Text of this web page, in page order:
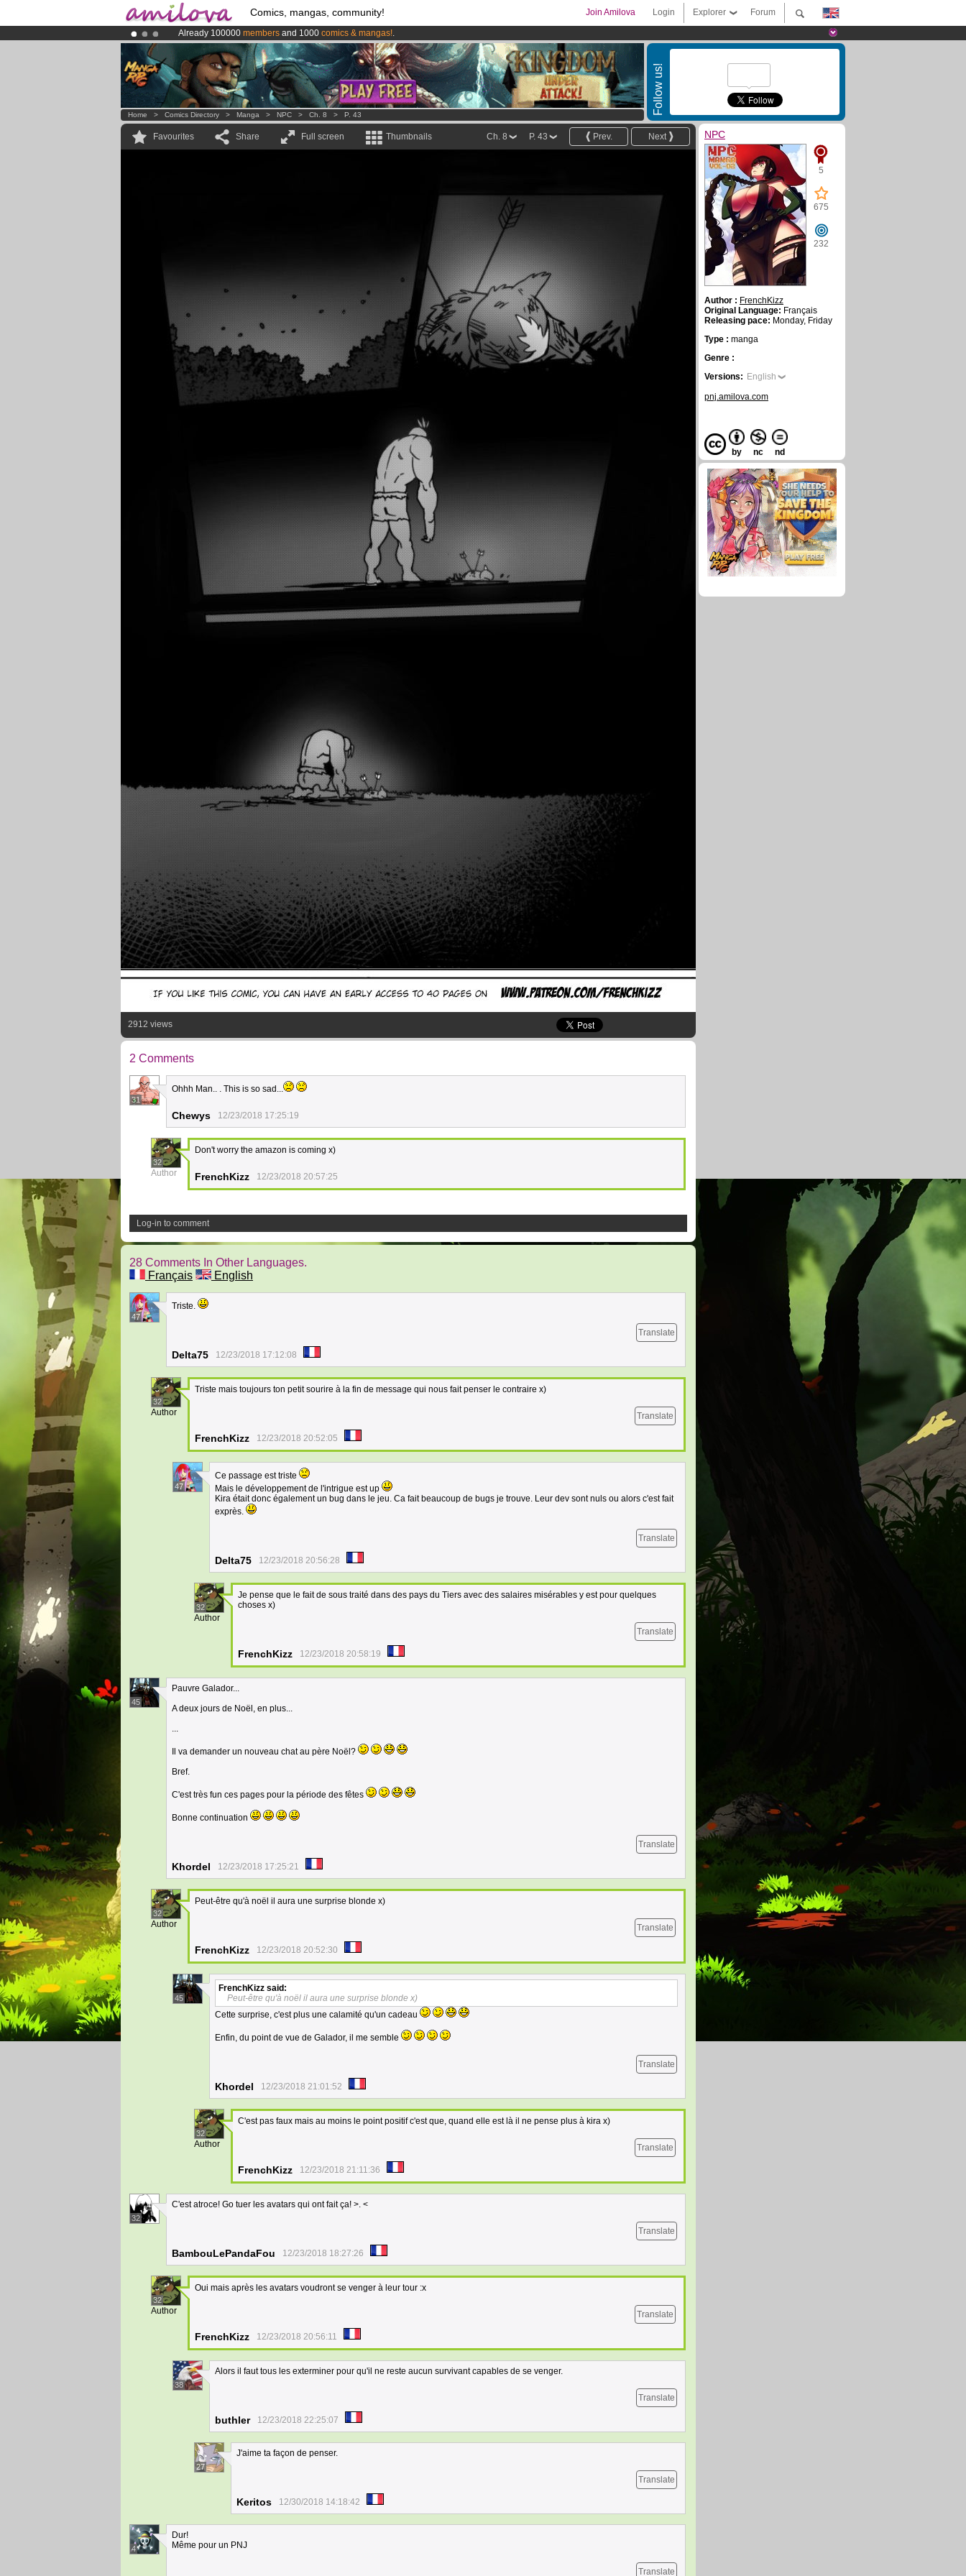
Comics, mangas, community! Forum
Explorer
Login
Join Amilova
Already 100000 members and 1000 comics & mangas!.
Premium membership from3.95 eurosper month !Get membership now
AmilovaKickstarter is now LIVE!.
Follow us!
Home > Comics Directory > Manga > NPC > Ch. 8 > P. 43
Favourites Share Full screen Thumbnails Next
Prev.
P. 43
Ch. 8
2912 views
2 Comments
31
Ohhh Man.. . This is so sad...
Chewys 12/23/2018 17:25:19
32
Author
Don't worry the amazon is coming x)
FrenchKizz 12/23/2018 20:57:25
Log-in to comment
28 Comments In Other Languages.
Français
English
47
Triste.
Translate
Delta75 12/23/2018 17:12:08
32
Author
Triste mais toujours ton petit sourire à la fin de message qui nous fait penser le contraire x)
Translate
FrenchKizz 12/23/2018 20:52:05
47
Ce passage est triste
Mais le développement de l'intrigue est up
Kira était donc également un bug dans le jeu. Ca fait beaucoup de bugs je trouve. Leur dev sont nuls ou alors c'est fait
exprès.
Translate
Delta75 12/23/2018 20:56:28
32
Author
Je pense que le fait de sous traité dans des pays du Tiers avec des salaires misérables y est pour quelques
choses x)
Translate
FrenchKizz 12/23/2018 20:58:19
45
Pauvre Galador...
A deux jours de Noël, en plus...
...
Il va demander un nouveau chat au père Noël?
Bref.
C'est très fun ces pages pour la période des fêtes
Bonne continuation
Translate
Khordel 12/23/2018 17:25:21
32
Author
Peut-être qu'à noël il aura une surprise blonde x)
Translate
FrenchKizz 12/23/2018 20:52:30
45
FrenchKizz said:
Peut-être qu'à noël il aura une surprise blonde x)
Cette surprise, c'est plus une calamité qu'un cadeau
Enfin, du point de vue de Galador, il me semble
Translate
Khordel 12/23/2018 21:01:52
32
Author
C'est pas faux mais au moins le point positif c'est que, quand elle est là il ne pense plus à kira x)
Translate
FrenchKizz 12/23/2018 21:11:36
32
C'est atroce! Go tuer les avatars qui ont fait ça! >. <
Translate
BambouLePandaFou 12/23/2018 18:27:26
32
Author
Oui mais après les avatars voudront se venger à leur tour :x
Translate
FrenchKizz 12/23/2018 20:56:11
38
Alors il faut tous les exterminer pour qu'il ne reste aucun survivant capables de se venger.
Translate
buthler 12/23/2018 22:25:07
27
J'aime ta façon de penser.
Translate
Keritos 12/30/2018 14:18:42
4
Dur!
Même pour un PNJ
Translate
NPC
5
675
232
Author : FrenchKizz
Original Language: Français
Releasing pace: Monday, Friday
Type : manga
Genre :
Versions: English
pnj.amilova.com
by nc nd